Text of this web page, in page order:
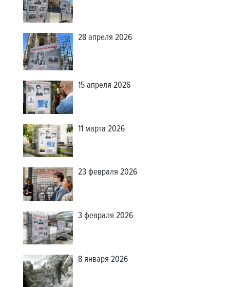
28 апреля 2026
15 апреля 2026
11 марта 2026
23 февраля 2026
3 февраля 2026
8 января 2026